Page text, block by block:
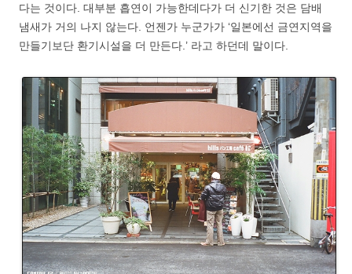
다는 것이다. 대부분 흡연이 가능한데다가 더 신기한 것은 담배
냄새가 거의 나지 않는다. 언젠가 누군가가 ‘일본에선 금연지역을
만들기보단 환기시설을 더 만든다.’ 라고 하던데 말이다.